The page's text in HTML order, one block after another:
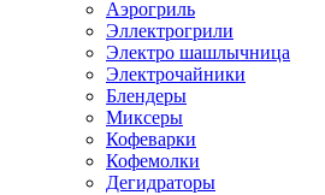
Аэрогриль
Эллектрогрили
Электро шашлычница
Электрочайники
Блендеры
Миксеры
Кофеварки
Кофемолки
Дегидраторы